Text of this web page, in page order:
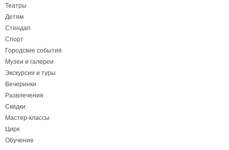
Театры
Детям
Стендап
Спорт
Городские события
Музеи и галереи
Экскурсии и туры
Вечеринки
Развлечения
Скидки
Мастер-классы
Цирк
Обучение